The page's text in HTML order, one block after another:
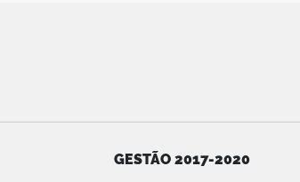
GESTÃO 2017-2020